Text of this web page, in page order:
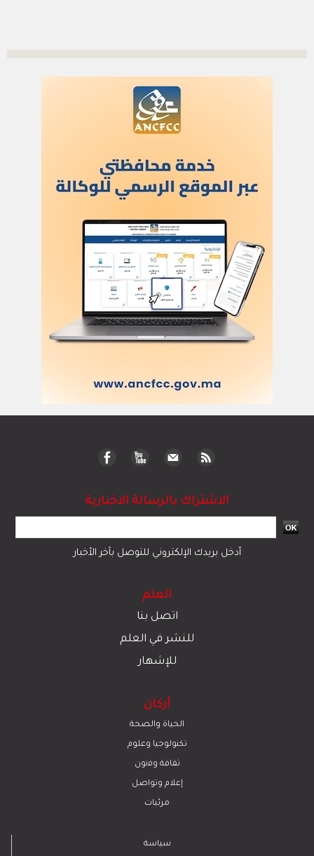
الاشتراك بالرسالة الاخبارية
أدخل بريدك الإلكتروني للتوصل بآخر الأخبار
العلم
اتصل بنا
للنشر في العلم
للإشهار
أركان
الحياة والصحة
تكنولوجيا وعلوم
ﺛﻘﺎﻓﺔ وﻓﻧون
إعلام وتواصل
مرئيات
سياسة